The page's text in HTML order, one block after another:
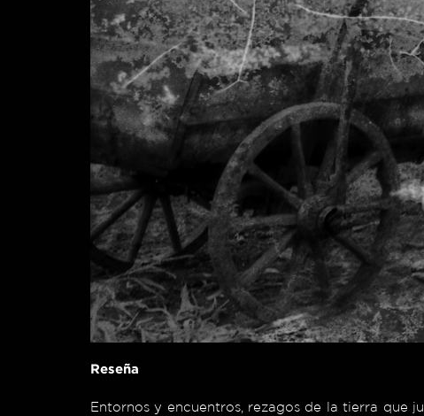
Reseña
Entornos y encuentros, rezagos de la tierra que